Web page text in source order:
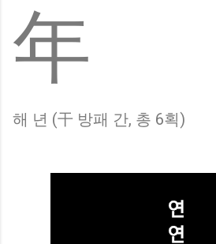
年
해 년 (干 방패 간, 총 6획)